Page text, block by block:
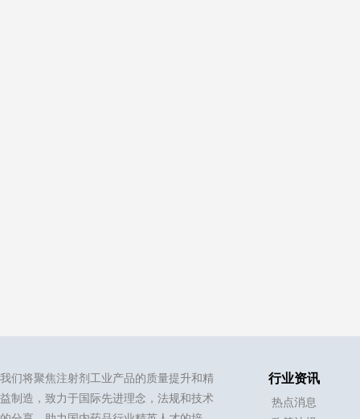
我们将聚焦注射剂工业产品的质量提升和精
益制造，致力于国际先进理念，法规和技术
行业资讯
热点消息